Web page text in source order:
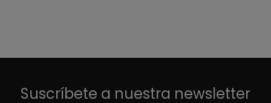
5estrellas
Suscríbete a nuestra newsletter